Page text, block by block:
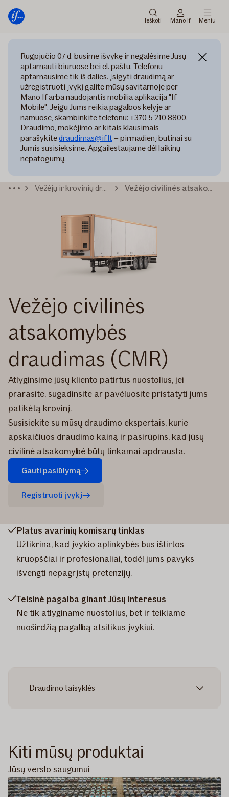
meniu
prie
Ieškoti Mano If Meniu
Rugpjūčio 07 d. būsime išvykę ir negalėsime Jūsų
aptarnauti biuruose bei el. paštu. Telefonu
aptarnausime tik iš dalies. Įsigyti draudimą ar
užregistruoti įvykį galite mūsų savitarnoje per
Mano If arba naudojantis mobilia aplikacija "If
Mobile". Jeigu Jums reikia pagalbos kelyje ar
namuose, skambinkite telefonu: +370 5 210 8800.
Draudimo, mokėjimo ar kitais klausimais
parašykitedraudimas@if.lt – pirmadienį būtinai su
Jumis susisieksime. Apgailestaujame dėl laikinų
nepatogumų.
Vežėjų ir krovinių draudimas Vežėjo civilinės atsakomybės draudimas
Vežėjo civilinės
atsakomybės
draudimas (CMR)
Atlyginsime jūsų kliento patirtus nuostolius, jei
prarasite, sugadinsite ar pavėluosite pristatyti jums
patikėtą krovinį.
Susisiekite su mūsų draudimo ekspertais, kurie
apskaičiuos draudimo kainą ir pasirūpins, kad jūsų
civilinė atsakomybė būtų tinkamai apdrausta.
Gauti pasiūlymą
Registruoti įvykį
Platus avarinių komisarų tinklas
Užtikrina, kad įvykio aplinkybės bus ištirtos
kruopščiai ir profesionaliai, todėl jums pavyks
išvengti nepagrįstų pretenzijų.
Teisinė pagalba ginant Jūsų interesus
Ne tik atlyginame nuostolius, bet ir teikiame
nuoširdžią pagalbą atsitikus įvykiui.
Draudimo taisyklės
Kiti mūsų produktai
Jūsų verslo saugumui